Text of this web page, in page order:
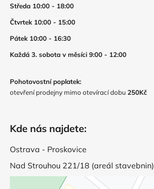
Středa 10:00 - 18:00
Čtvrtek 10:00 - 15:00
Pátek 10:00 - 16:30
Každá 3. sobota v měsíci 9:00 - 12:00
Pohotovostní poplatek:
otevření prodejny mimo otevírací dobu 250Kč
Kde nás najdete:
Ostrava - Proskovice
Nad Strouhou 221/18 (areál stavebnin)